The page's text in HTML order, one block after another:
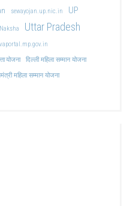
sewayojan.up.nic.in UP
Uttar Pradesh
योजना दिल्ली महिला सम्मान योजना
महिला सम्मान योजना